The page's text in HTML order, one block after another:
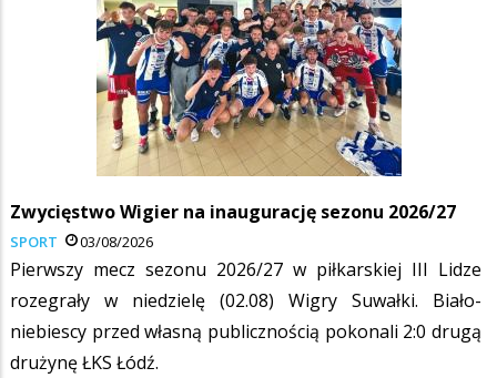
Zwycięstwo Wigier na inaugurację sezonu 2026/27
SPORT 03/08/2026
Pierwszy mecz sezonu 2026/27 w piłkarskiej III Lidze
rozegrały w niedzielę (02.08) Wigry Suwałki. Biało-
niebiescy przed własną publicznością pokonali 2:0 drugą
drużynę ŁKS Łódź.